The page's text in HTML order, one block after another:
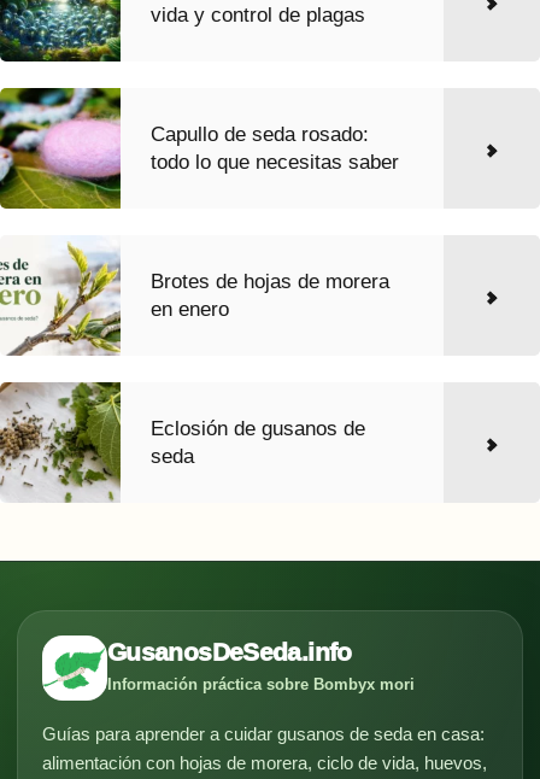
vida y control de plagas
Capullo de seda rosado:
todo lo que necesitas saber
Brotes de hojas de morera
en enero
Eclosión de gusanos de
seda
GusanosDeSeda.info
Información práctica sobre Bombyx mori
Guías para aprender a cuidar gusanos de seda en casa:
alimentación con hojas de morera, ciclo de vida, huevos,